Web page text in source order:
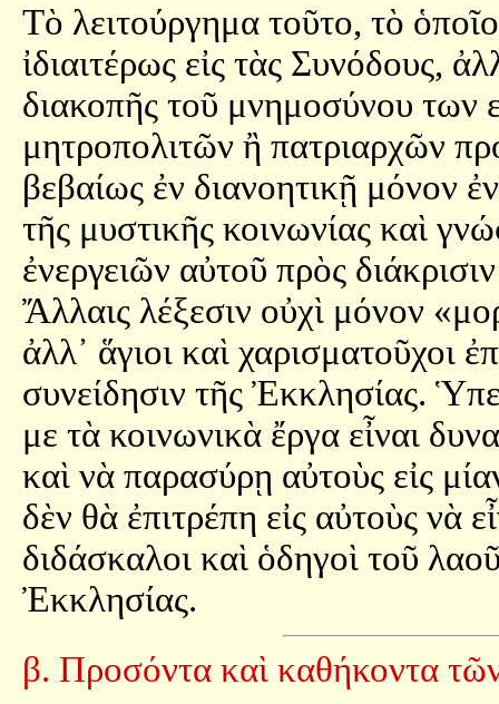
Τὸ λειτούργημα τοῦτο, τὸ
ἰδιαιτέρως εἰς τὰς Συνόδους,
διακοπῆς τοῦ μνημοσύνου των
μητροπολιτῶν ἢ πατριαρχῶν
βεβαίως ἐν διανοητικῇ μόνον
τῆς μυστικῆς κοινωνίας καὶ
ἐνεργειῶν αὐτοῦ πρὸς
Ἄλλαις λέξεσιν οὐχὶ μόνον
ἀλλ᾿ ἅγιοι καὶ χαρισματοῦχοι
συνείδησιν τῆς Ἐκκλησίας.
με τὰ κοινωνικὰ ἔργα εἶναι
καὶ νὰ παρασύρῃ αὐτοὺς εἰς
δὲν θὰ ἐπιτρέπη εἰς αὐτοὺς νὰ
διδάσκαλοι καὶ ὁδηγοὶ τοῦ
Ἐκκλησίας.
β. Προσόντα καὶ καθήκοντα